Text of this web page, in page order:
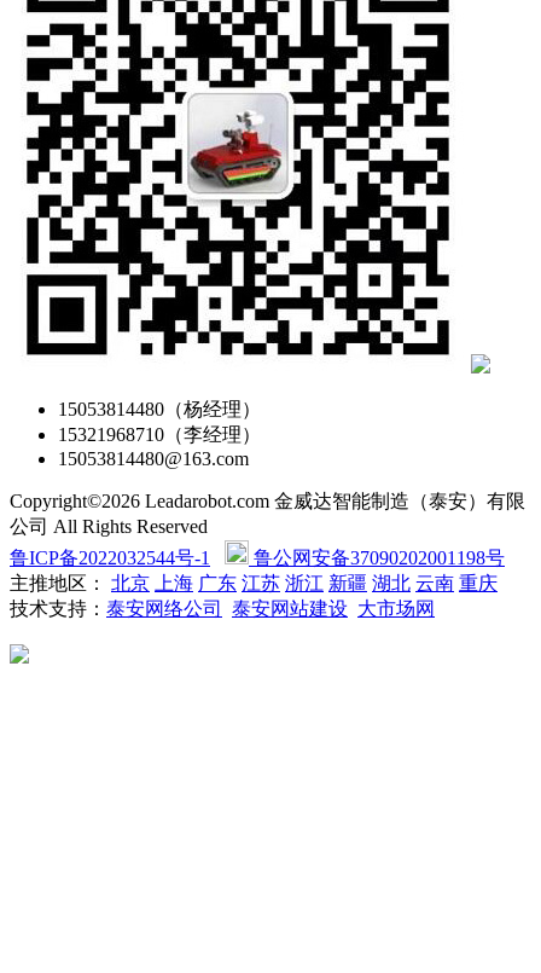
15053814480（杨经理）
15321968710（李经理）
15053814480@163.com
Copyright©2026 Leadarobot.com 金威达智能制造（泰安）有限
公司 All Rights Reserved
鲁ICP备2022032544号-1
鲁公网安备37090202001198号
主推地区： 北京 上海 广东 江苏 浙江 新疆 湖北 云南 重庆
技术支持： 泰安网络公司 泰安网站建设 大市场网